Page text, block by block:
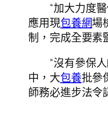
“加大力度
應用現包養網場
制，完成全要素
“沒有參保
中，大包養批參
師務必進步法令